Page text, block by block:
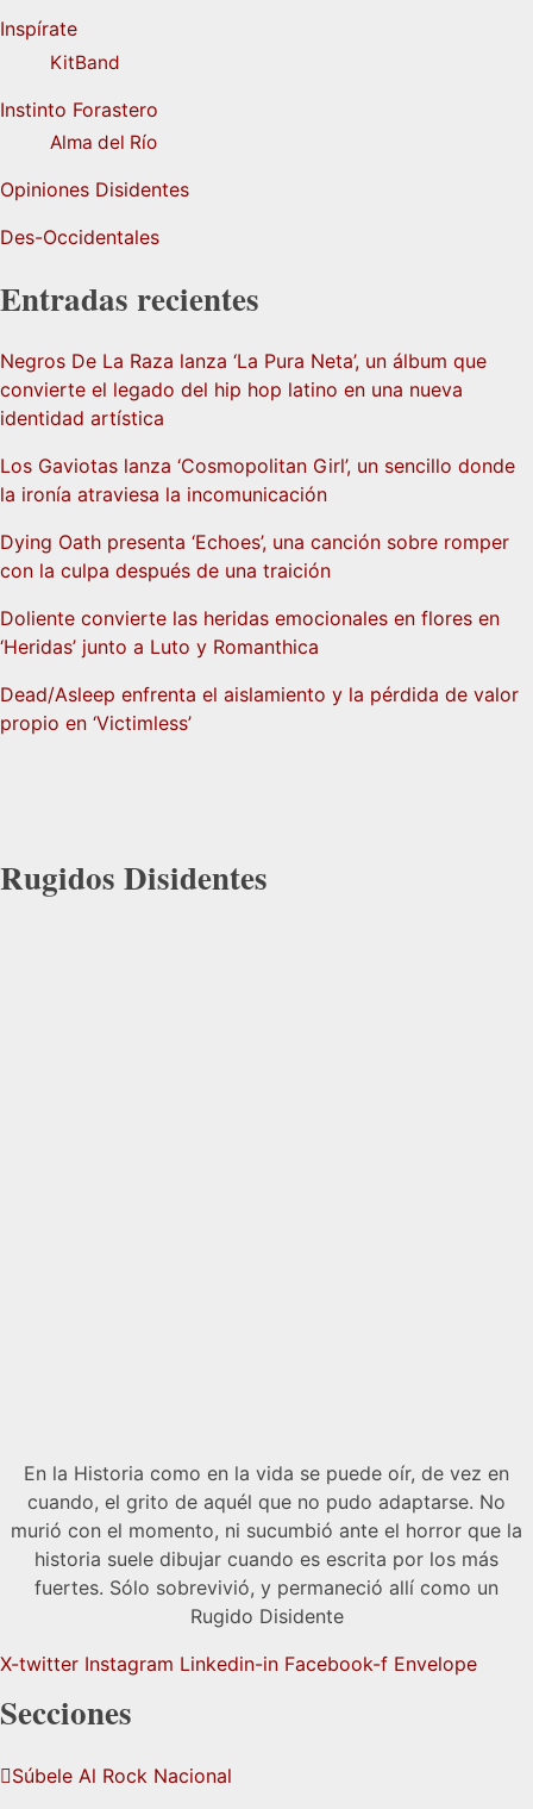
Inspírate
KitBand
Instinto Forastero
Alma del Río
Opiniones Disidentes
Des-Occidentales
Entradas recientes
Negros De La Raza lanza ‘La Pura Neta’, un álbum que
convierte el legado del hip hop latino en una nueva
identidad artística
Los Gaviotas lanza ‘Cosmopolitan Girl’, un sencillo donde
la ironía atraviesa la incomunicación
Dying Oath presenta ‘Echoes’, una canción sobre romper
con la culpa después de una traición
Doliente convierte las heridas emocionales en flores en
‘Heridas’ junto a Luto y Romanthica
Dead/Asleep enfrenta el aislamiento y la pérdida de valor
propio en ‘Victimless’
Rugidos Disidentes
En la Historia como en la vida se puede oír, de vez en
cuando, el grito de aquél que no pudo adaptarse. No
murió con el momento, ni sucumbió ante el horror que la
historia suele dibujar cuando es escrita por los más
fuertes. Sólo sobrevivió, y permaneció allí como un
Rugido Disidente
X-twitter Instagram Linkedin-in Facebook-f Envelope
Secciones
Súbele Al Rock Nacional